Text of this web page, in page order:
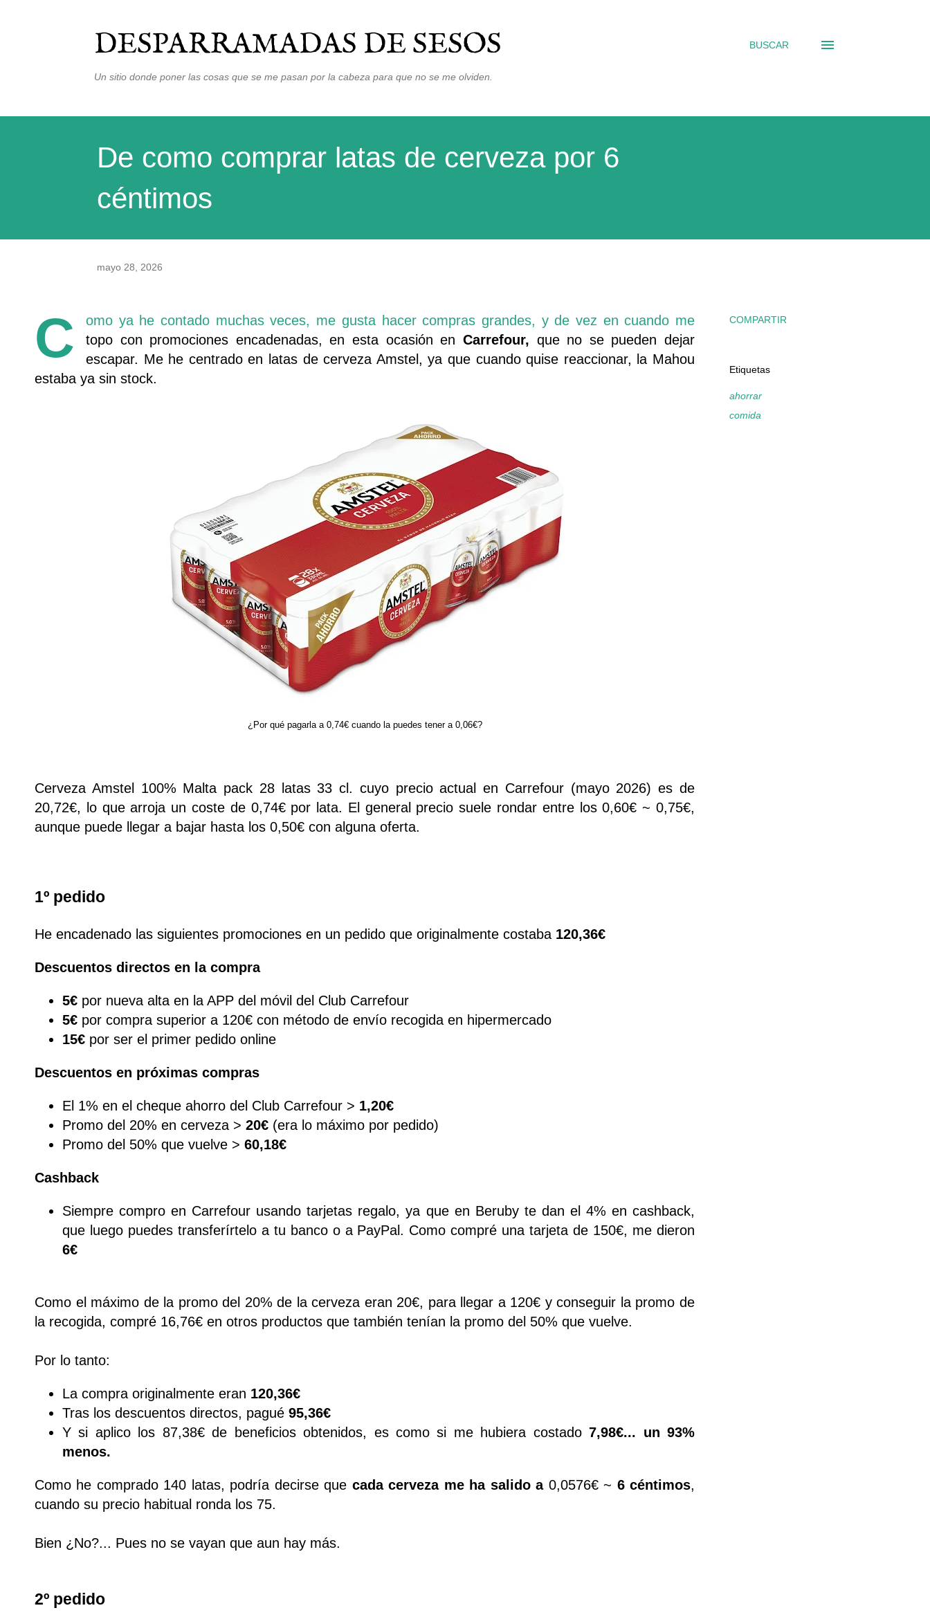
DESPARRAMADAS DE SESOS
Un sitio donde poner las cosas que se me pasan por la cabeza para que no se me olviden.
BUSCAR
De como comprar latas de cerveza por 6
céntimos
mayo 28, 2026
C
omo ya he contado muchas veces, me gusta hacer compras grandes, y de vez en cuando me
topo con promociones encadenadas, en esta ocasión en Carrefour, que no se pueden dejar
escapar. Me he centrado en latas de cerveza Amstel, ya que cuando quise reaccionar, la Mahou
estaba ya sin stock.
¿Por qué pagarla a 0,74€ cuando la puedes tener a 0,06€?
Cerveza Amstel 100% Malta pack 28 latas 33 cl. cuyo precio actual en Carrefour (mayo 2026) es de
20,72€, lo que arroja un coste de 0,74€ por lata. El general precio suele rondar entre los 0,60€ ~ 0,75€,
aunque puede llegar a bajar hasta los 0,50€ con alguna oferta.
1º pedido
He encadenado las siguientes promociones en un pedido que originalmente costaba 120,36€
Descuentos directos en la compra
5€ por nueva alta en la APP del móvil del Club Carrefour
5€ por compra superior a 120€ con método de envío recogida en hipermercado
15€ por ser el primer pedido online
Descuentos en próximas compras
El 1% en el cheque ahorro del Club Carrefour > 1,20€
Promo del 20% en cerveza > 20€ (era lo máximo por pedido)
Promo del 50% que vuelve > 60,18€
Cashback
Siempre compro en Carrefour usando tarjetas regalo, ya que en Beruby te dan el 4% en cashback,
que luego puedes transferírtelo a tu banco o a PayPal. Como compré una tarjeta de 150€, me dieron
6€
Como el máximo de la promo del 20% de la cerveza eran 20€, para llegar a 120€ y conseguir la promo de
la recogida, compré 16,76€ en otros productos que también tenían la promo del 50% que vuelve.
Por lo tanto:
La compra originalmente eran 120,36€
Tras los descuentos directos, pagué 95,36€
Y si aplico los 87,38€ de beneficios obtenidos, es como si me hubiera costado7,98€... un 93%
menos.
Como he comprado 140 latas, podría decirse que cada cerveza me ha salido a0,0576€ ~ 6 céntimos,
cuando su precio habitual ronda los 75.
Bien ¿No?... Pues no se vayan que aun hay más.
2º pedido
COMPARTIR
Etiquetas
ahorrar
comida